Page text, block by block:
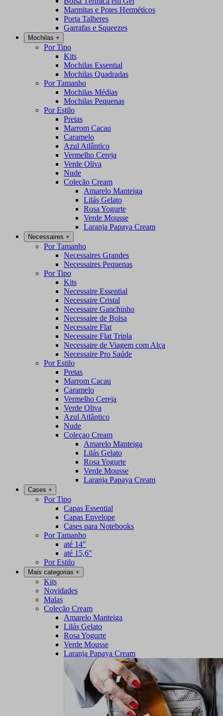
Marmitas e Potes Herméticos
Porta Talheres
Garrafas e Squeezes
Mochilas +
Por Tipo
Kits
Mochilas Essential
Mochilas Quadradas
Por Tamanho
Mochilas Médias
Mochilas Pequenas
Por Estilo
Pretas
Marrom Cacau
Caramelo
Azul Atlântico
Vermelho Cereja
Verde Oliva
Nude
Coleção Cream
Amarelo Manteiga
Lilás Gelato
Rosa Yogurte
Verde Mousse
Laranja Papaya Cream
Necessaires +
Por Tamanho
Necessaires Grandes
Necessaires Pequenas
Por Tipo
Kits
Necessaire Essential
Necessaire Cristal
Necessaire Ganchinho
Necessaire de Bolsa
Necessaire Flat
Necessaire Flat Tripla
Necessaire de Viagem com Alça
Necessaire Pro Saúde
Por Estilo
Pretas
Marrom Cacau
Caramelo
Vermelho Cereja
Verde Oliva
Azul Atlântico
Nude
Coleçao Cream
Amarelo Manteiga
Lilás Gelato
Rosa Yogurte
Verde Mousse
Laranja Papaya Cream
Cases +
Por Tipo
Capas Essential
Capas Envelope
Cases para Notebooks
Por Tamanho
até 14"
até 15,6"
Por Estilo
Mais categorias +
Kits
Novidades
Malas
Coleção Cream
Amarelo Manteiga
Lilás Gelato
Rosa Yogurte
Verde Mousse
Laranja Papaya Cream